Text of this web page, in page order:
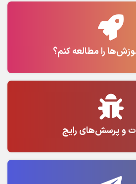
را مطالعه کنم؟
و پرسش‌های رایج